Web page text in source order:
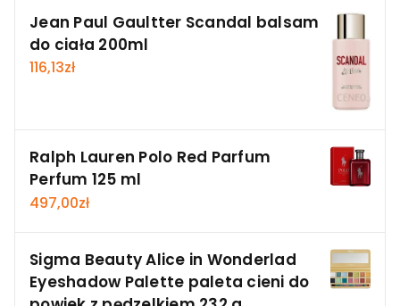
Jean Paul Gaultter Scandal balsam
do ciała 200ml
116,13zł
Ralph Lauren Polo Red Parfum
Perfum 125 ml
497,00zł
Sigma Beauty Alice in Wonderlad
Eyeshadow Palette paleta cieni do